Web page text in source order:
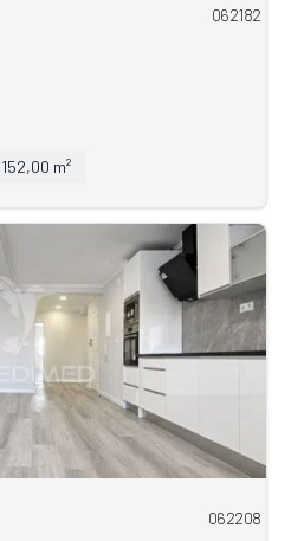
062182
152,00 m²
062208